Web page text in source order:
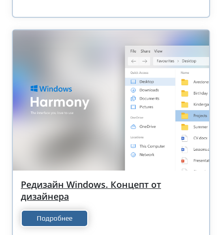
Редизайн Windows. Концепт от
дизайнера
Подробнее